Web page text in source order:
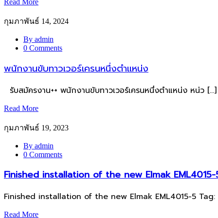
Read More
กุมภาพันธ์ 14, 2024
By admin
0 Comments
พนักงานขับทาวเวอร์เครนหนึ่งตำแหน่ง
รับสมัครงาน++ พนักงานขับทาวเวอร์เครนหนึ่งตำแหน่ง หน่ว […]
Read More
กุมภาพันธ์ 19, 2023
By admin
0 Comments
Finished installation of the new Elmak EML4015-
Finished installation of the new Elmak EML4015-5 Tag:
Read More